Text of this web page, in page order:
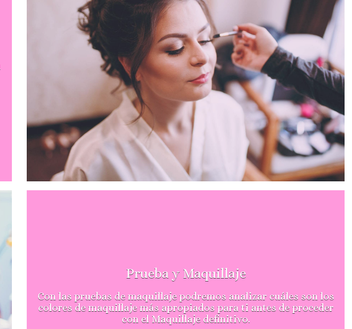
Prueba y Maquillaje
Con las pruebas de maquillaje podremos analizar cuáles son los
colores de maquillaje más apropiados para ti antes de proceder
con el Maquillaje definitivo.